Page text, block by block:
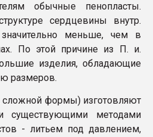
обычные пенопласты.
сердцевины внутр.
меньше, чем в
По этой причине из П. и.
изделия, обладающие
размеров.
сложной формы) изготовляют
существующими методами
- литьем под давлением,